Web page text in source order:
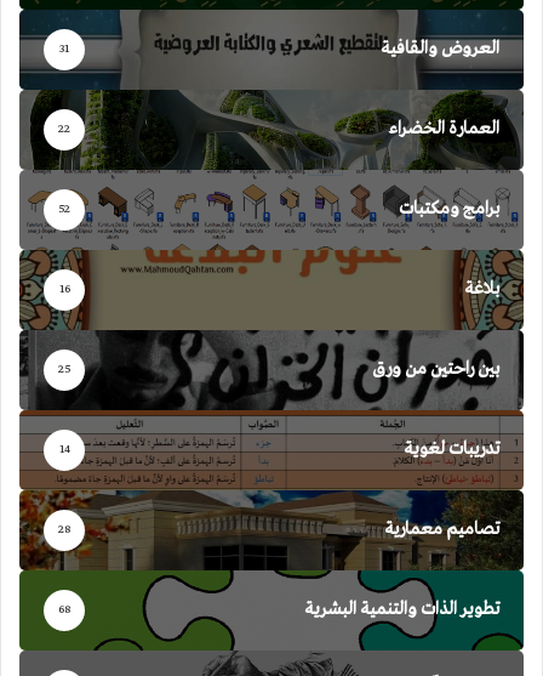
العروض والقافية 31
العمارة الخضراء 22
برامج ومكتبات 52
بلاغة 16
بين راحتين من ورق 25
تدريبات لغوية 14
تصاميم معمارية 28
تطوير الذات والتنمية البشرية 68